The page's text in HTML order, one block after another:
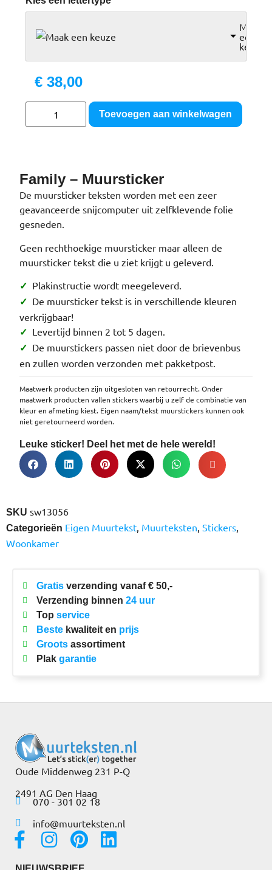
Maak
een
keuze
€ 38,00
Toevoegen aan winkelwagen
Family – Muursticker
De muursticker teksten worden met een zeer
geavanceerde snijcomputer uit zelfklevende folie
gesneden.
Geen rechthoekige muursticker maar alleen de
muursticker tekst die u ziet krijgt u geleverd.
✓ Plakinstructie wordt meegeleverd.
✓ De muursticker tekst is in verschillende kleuren
verkrijgbaar!
✓ Levertijd binnen 2 tot 5 dagen.
✓ De muurstickers passen niet door de brievenbus
en zullen worden verzonden met pakketpost.
Maatwerk producten zijn uitgesloten van retourrecht. Onder
maatwerk producten vallen stickers waarbij u zelf de combinatie van
kleur en afmeting kiest. Eigen naam/tekst muurstickers kunnen ook
niet geretourneerd worden.
Leuke sticker! Deel het met de hele wereld!
SKU sw13056
Categorieën Eigen Muurtekst Muurteksten Stickers
Woonkamer
Gratisverzending vanaf € 50,-
Verzending binnen 24 uur
Top service
Bestekwaliteit en prijs
Grootsassortiment
Plak garantie
Oude Middenweg 231 P-Q
2491 AG Den Haag
070 - 301 02 18
info@muurteksten.nl